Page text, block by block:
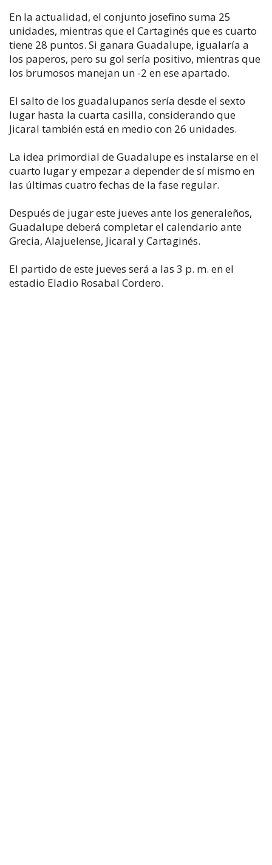
En la actualidad, el conjunto josefino suma 25
unidades, mientras que el Cartaginés que es cuarto
tiene 28 puntos. Si ganara Guadalupe, igualaría a
los paperos, pero su gol sería positivo, mientras que
los brumosos manejan un -2 en ese apartado.
El salto de los guadalupanos sería desde el sexto
lugar hasta la cuarta casilla, considerando que
Jicaral también está en medio con 26 unidades.
La idea primordial de Guadalupe es instalarse en el
cuarto lugar y empezar a depender de sí mismo en
las últimas cuatro fechas de la fase regular.
Después de jugar este jueves ante los generaleños,
Guadalupe deberá completar el calendario ante
Grecia, Alajuelense, Jicaral y Cartaginés.
El partido de este jueves será a las 3 p. m. en el
estadio Eladio Rosabal Cordero.